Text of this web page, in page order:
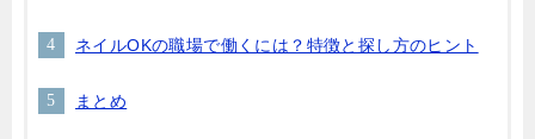
ネイルOKの職場で働くには？特徴と探し方のヒント
まとめ